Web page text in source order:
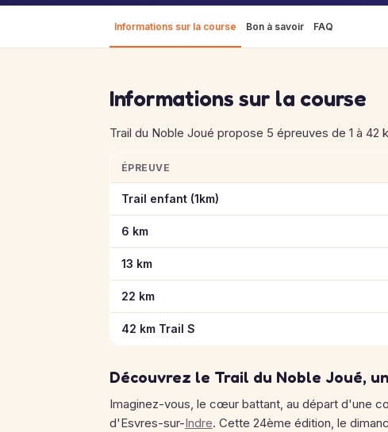
Informations sur la course Bon à savoir FAQ
Informations sur la course
Trail du Noble Joué propose 5 épreuves de 1 à 42
Informations clés des épreuves de Trail du Noble
ÉPREUVE
Trail enfant (1km)
6 km
13 km
22 km
42 km Trail S
Découvrez le Trail du Noble Joué,
Imaginez-vous, le cœur battant, au départ d'une
d'Esvres-sur-Indre. Cette 24ème édition, le